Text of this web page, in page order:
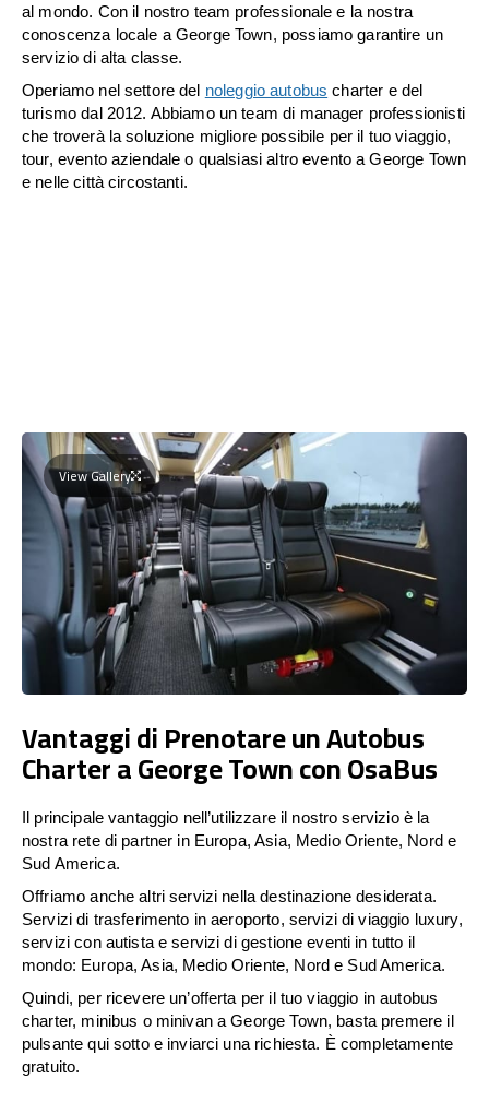
al mondo. Con il nostro team professionale e la nostra
conoscenza locale a George Town, possiamo garantire un
servizio di alta classe.
Operiamo nel settore del noleggio autobus charter e del
turismo dal 2012. Abbiamo un team di manager professionisti
che troverà la soluzione migliore possibile per il tuo viaggio,
tour, evento aziendale o qualsiasi altro evento a George Town
e nelle città circostanti.
View Gallery
Vantaggi di Prenotare un Autobus
Charter a George Town con OsaBus
Il principale vantaggio nell’utilizzare il nostro servizio è la
nostra rete di partner in Europa, Asia, Medio Oriente, Nord e
Sud America.
Offriamo anche altri servizi nella destinazione desiderata.
Servizi di trasferimento in aeroporto, servizi di viaggio luxury,
servizi con autista e servizi di gestione eventi in tutto il
mondo: Europa, Asia, Medio Oriente, Nord e Sud America.
Quindi, per ricevere un’offerta per il tuo viaggio in autobus
charter, minibus o minivan a George Town, basta premere il
pulsante qui sotto e inviarci una richiesta. È completamente
gratuito.